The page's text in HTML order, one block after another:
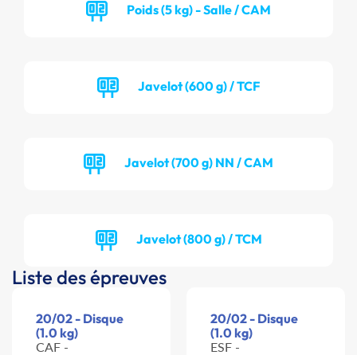
Poids (5 kg) - Salle / CAM
Javelot (600 g) / TCF
Javelot (700 g) NN / CAM
Javelot (800 g) / TCM
Liste des épreuves
20/02 - Disque
(1.0 kg)
CAF -
20/02 - Disque
(1.0 kg)
ESF -